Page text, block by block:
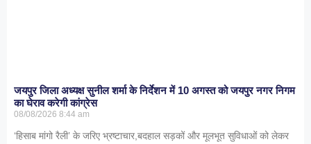
जयपुर जिला अध्यक्ष सुनील शर्मा के निर्देशन में 10 अगस्त को जयपुर नगर निगम
का घेराव करेगी कांग्रेस
08/08/2026 8:44 am
‘हिसाब मांगो रैली’ के जरिए भ्रष्टाचार,बदहाल सड़कों और मूलभूत सुविधाओं को लेकर